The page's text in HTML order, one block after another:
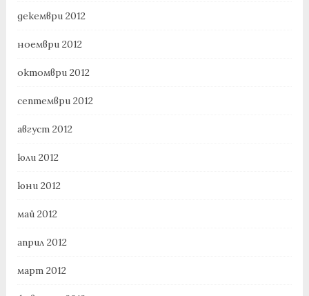
декември 2012
ноември 2012
октомври 2012
септември 2012
август 2012
юли 2012
юни 2012
май 2012
април 2012
март 2012